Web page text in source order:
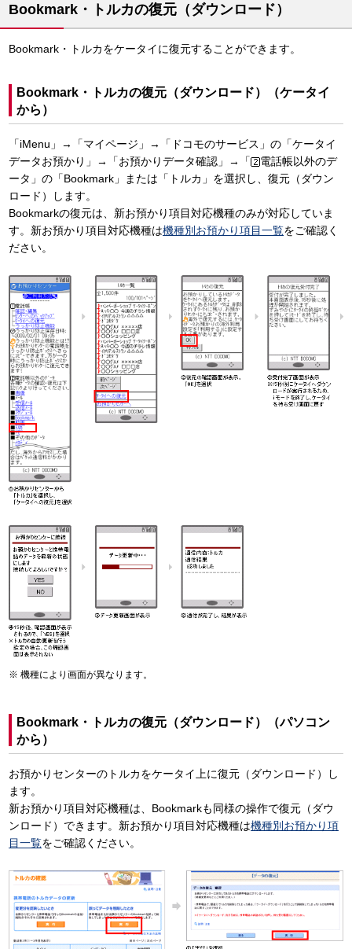
Bookmark・トルカの復元（ダウンロード）
Bookmark・トルカをケータイに復元することができます。
Bookmark・トルカの復元（ダウンロード）（ケータイ
から）
「iMenu」→「マイページ」→「ドコモのサービス」の「ケータイ
データお預かり」→「お預かりデータ確認」→「
電話帳以外のデ
ータ」の「Bookmark」または「トルカ」を選択し、復元（ダウン
ロード）します。
Bookmarkの復元は、新お預かり項目対応機種のみが対応していま
す。新お預かり項目対応機種は機種別お預かり項目一覧をご確認く
ださい。
機種により画面が異なります。
Bookmark・トルカの復元（ダウンロード）（パソコン
から）
お預かりセンターのトルカをケータイ上に復元（ダウンロード）し
ます。
新お預かり項目対応機種は、Bookmarkも同様の操作で復元（ダウ
ンロード）できます。新お預かり項目対応機種は機種別お預かり項
目一覧をご確認ください。